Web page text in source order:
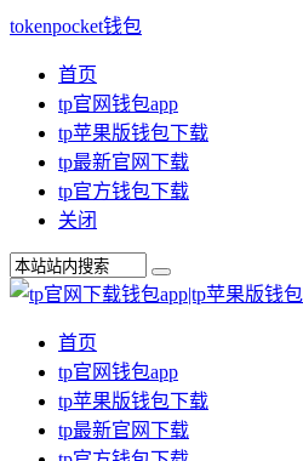
tokenpocket钱包
首页
tp官网钱包app
tp苹果版钱包下载
tp最新官网下载
tp官方钱包下载
关闭
首页
tp官网钱包app
tp苹果版钱包下载
tp最新官网下载